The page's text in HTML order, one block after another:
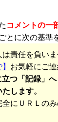
コメントの一
に次の基準
責任を負いま
お気軽にご連
つ「記録」へ
します。
にＵＲＬの